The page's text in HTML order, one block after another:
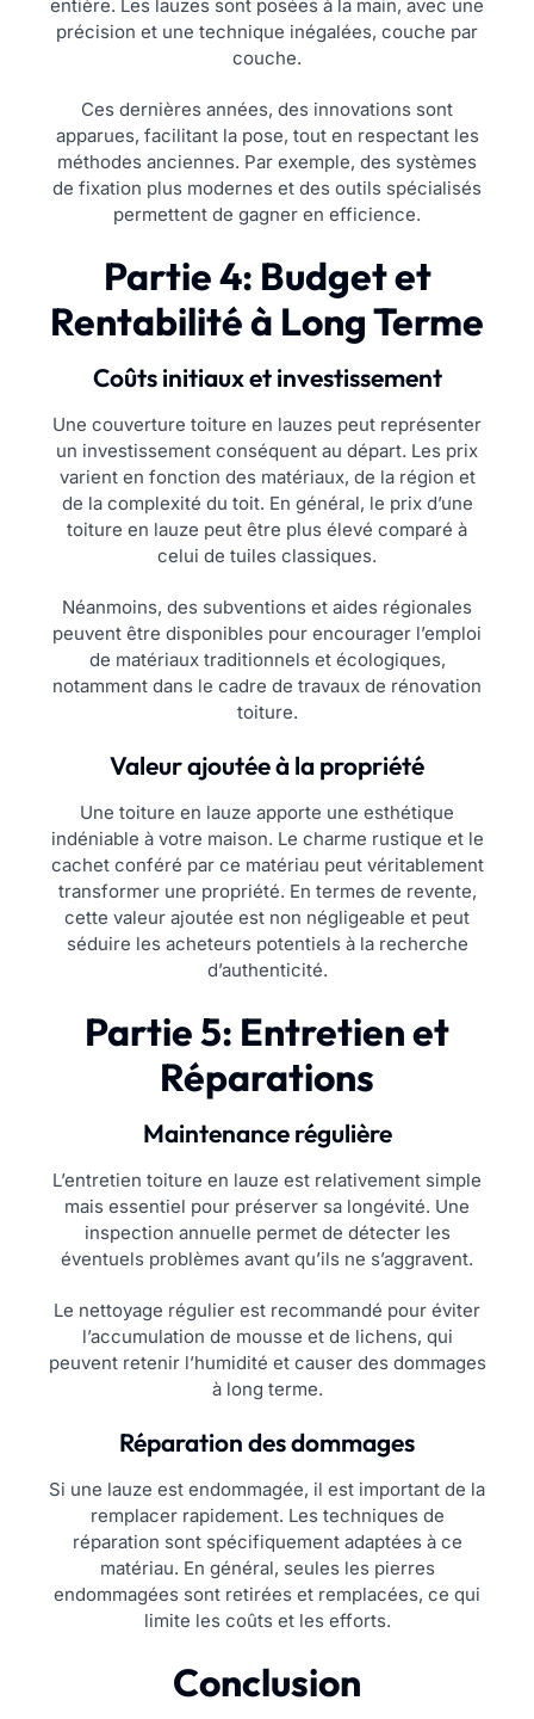
entière. Les lauzes sont posées à la main, avec une
précision et une technique inégalées, couche par
couche.
Ces dernières années, des innovations sont
apparues, facilitant la pose, tout en respectant les
méthodes anciennes. Par exemple, des systèmes
de fixation plus modernes et des outils spécialisés
permettent de gagner en efficience.
Partie 4: Budget et
Rentabilité à Long Terme
Coûts initiaux et investissement
Une couverture toiture en lauzes peut représenter
un investissement conséquent au départ. Les prix
varient en fonction des matériaux, de la région et
de la complexité du toit. En général, le prix d’une
toiture en lauze peut être plus élevé comparé à
celui de tuiles classiques.
Néanmoins, des subventions et aides régionales
peuvent être disponibles pour encourager l’emploi
de matériaux traditionnels et écologiques,
notamment dans le cadre de travaux de rénovation
toiture.
Valeur ajoutée à la propriété
Une toiture en lauze apporte une esthétique
indéniable à votre maison. Le charme rustique et le
cachet conféré par ce matériau peut véritablement
transformer une propriété. En termes de revente,
cette valeur ajoutée est non négligeable et peut
séduire les acheteurs potentiels à la recherche
d’authenticité.
Partie 5: Entretien et
Réparations
Maintenance régulière
L’entretien toiture en lauze est relativement simple
mais essentiel pour préserver sa longévité. Une
inspection annuelle permet de détecter les
éventuels problèmes avant qu’ils ne s’aggravent.
Le nettoyage régulier est recommandé pour éviter
l’accumulation de mousse et de lichens, qui
peuvent retenir l’humidité et causer des dommages
à long terme.
Réparation des dommages
Si une lauze est endommagée, il est important de la
remplacer rapidement. Les techniques de
réparation sont spécifiquement adaptées à ce
matériau. En général, seules les pierres
endommagées sont retirées et remplacées, ce qui
limite les coûts et les efforts.
Conclusion